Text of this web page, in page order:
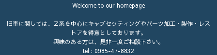
Welcome to our homepage
旧車に関しては、Ｚ系を中心にキャブセッティングやパーツ加工・製作・レス
トアを得意としております。
興味のある方は、是非一度ご相談下さい。
tel : 0985-47-8832